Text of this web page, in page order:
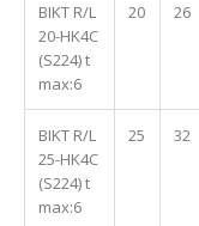
BIKT R/L
20-HK4C
(S224) t
max:6
20 26
BIKT R/L
25-HK4C
(S224) t
max:6
25 32